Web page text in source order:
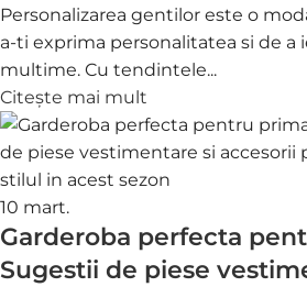
Personalizarea gentilor este o
a-ti exprima personalitatea si de a
multime. Cu tendintele...
Citește mai mult
10 mart.
Garderoba perfecta
Sugestii de piese